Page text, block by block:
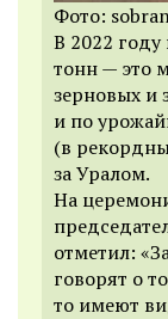
Фото:
В 2022
тонн — это
зерновых и
и по
(в
за Уралом.
На
отметил:
говорят о
то имеют